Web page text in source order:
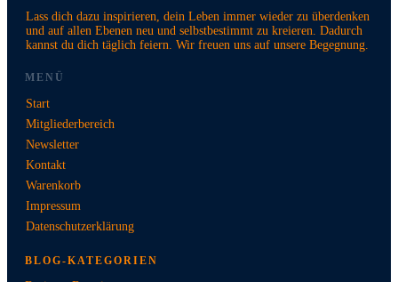
Lass dich dazu inspirieren, dein Leben immer wieder zu überdenken
und auf allen Ebenen neu und selbstbestimmt zu kreieren. Dadurch
kannst du dich täglich feiern. Wir freuen uns auf unsere Begegnung.
MENÜ
Start
Mitgliederbereich
Newsletter
Kontakt
Warenkorb
Impressum
Datenschutzerklärung
BLOG-KATEGORIEN